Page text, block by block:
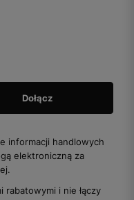
informacji handlowych
elektroniczną za
rabatowymi i nie łączy